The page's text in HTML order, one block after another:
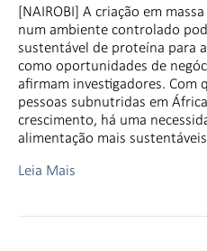
[NAIROBI] A criação em
num ambiente controlado
sustentável de proteína para
como oportunidades de
afirmam investigadores. Com
pessoas subnutridas em
crescimento, há uma
alimentação mais
Leia Mais